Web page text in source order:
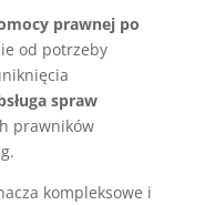
prawnej po
od potrzeby
spraw
prawników
kompleksowe i